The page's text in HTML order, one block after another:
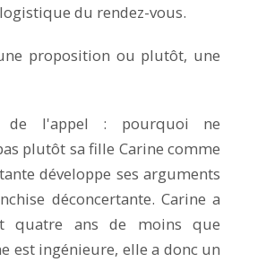
du rendez-vous.
proposition ou plutôt, une
de l'appel : pourquoi ne
plutôt sa fille Carine comme
développe ses arguments
déconcertante. Carine a
quatre ans de moins que
est ingénieure, elle a donc un